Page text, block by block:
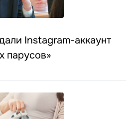
Instagram-аккаунт
парусов»